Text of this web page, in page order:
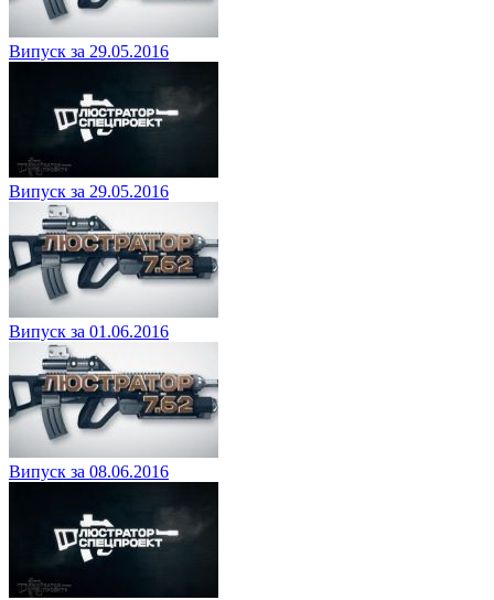
Випуск за 29.05.2016
Випуск за 29.05.2016
Випуск за 01.06.2016
Випуск за 08.06.2016